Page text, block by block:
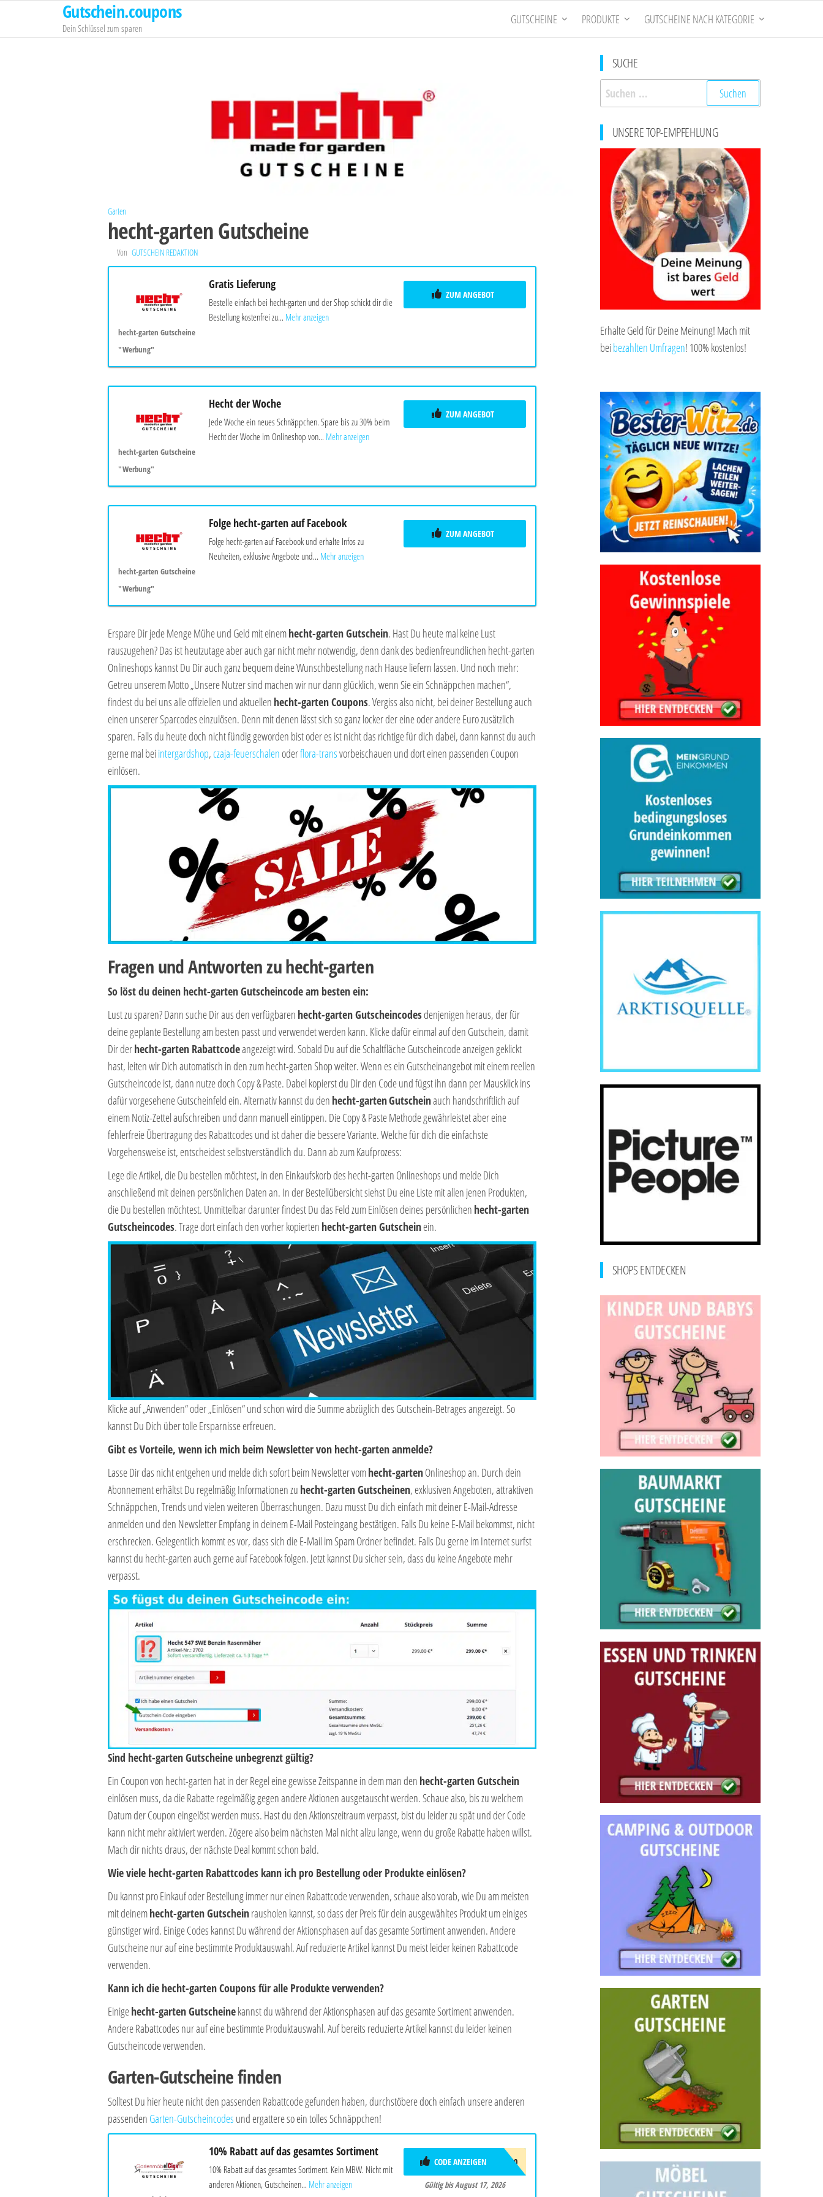
springen
Gutschein.coupons
Dein Schlüssel zum sparen
GUTSCHEINE PRODUKTE GUTSCHEINE NACH KATEGORIE
Garten
hecht-garten Gutscheine
Von GUTSCHEIN REDAKTION
hecht-garten Gutscheine
"Werbung"
Gratis Lieferung
Bestelle einfach bei hecht-garten und der Shop schickt dir die
Bestellung kostenfrei zu... Mehr anzeigen
ZUM ANGEBOT
hecht-garten Gutscheine
"Werbung"
Hecht der Woche
Jede Woche ein neues Schnäppchen. Spare bis zu 30% beim
Hecht der Woche im Onlineshop von... Mehr anzeigen
ZUM ANGEBOT
hecht-garten Gutscheine
"Werbung"
Folge hecht-garten auf Facebook
Folge hecht-garten auf Facebook und erhalte Infos zu
Neuheiten, exklusive Angebote und... Mehr anzeigen
ZUM ANGEBOT
Erspare Dir jede Menge Mühe und Geld mit einemhecht-garten Gutschein. Hast Du heute mal keine Lust
rauszugehen? Das ist heutzutage aber auch gar nicht mehr notwendig, denn dank des bedienfreundlichen hecht-garten
Onlineshops kannst Du Dir auch ganz bequem deine Wunschbestellung nach Hause liefern lassen. Und noch mehr:
Getreu unserem Motto „Unsere Nutzer sind machen wir nur dann glücklich, wenn Sie ein Schnäppchen machen“,
findest du bei uns alle offiziellen und aktuellen hecht-garten Coupons. Vergiss also nicht, bei deiner Bestellung auch
einen unserer Sparcodes einzulösen. Denn mit denen lässt sich so ganz locker der eine oder andere Euro zusätzlich
sparen. Falls du heute doch nicht fündig geworden bist oder es ist nicht das richtige für dich dabei, dann kannst du auch
gerne mal beiintergardshop,czaja-feuerschalenoderflora-transvorbeischauen und dort einen passenden Coupon
einlösen.
Fragen und Antworten zu hecht-garten
So löst du deinen hecht-garten Gutscheincode am besten ein:
Lust zu sparen? Dann suche Dir aus den verfügbaren hecht-garten Gutscheincodesdenjenigen heraus, der für
deine geplante Bestellung am besten passt und verwendet werden kann. Klicke dafür einmal auf den Gutschein, damit
Dir derhecht-garten Rabattcodeangezeigt wird. Sobald Du auf die Schaltfläche Gutscheincode anzeigen geklickt
hast, leiten wir Dich automatisch in den zum hecht-garten Shop weiter. Wenn es ein Gutscheinangebot mit einem reellen
Gutscheincode ist, dann nutze doch Copy & Paste. Dabei kopierst du Dir den Code und fügst ihn dann per Mausklick ins
dafür vorgesehene Gutscheinfeld ein. Alternativ kannst du den hecht-gartenGutscheinauch handschriftlich auf
einem Notiz-Zettel aufschreiben und dann manuell eintippen. Die Copy & Paste Methode gewährleistet aber eine
fehlerfreie Übertragung des Rabattcodes und ist daher die bessere Variante. Welche für dich die einfachste
Vorgehensweise ist, entscheidest selbstverständlich du. Dann ab zum Kaufprozess:
Lege die Artikel, die Du bestellen möchtest, in den Einkaufskorb des hecht-garten Onlineshops und melde Dich
anschließend mit deinen persönlichen Daten an. In der Bestellübersicht siehst Du eine Liste mit allen jenen Produkten,
die Du bestellen möchtest. Unmittelbar darunter findest Du das Feld zum Einlösen deines persönlichen hecht-garten
Gutscheincodes. Trage dort einfach den vorher kopierten hecht-garten Gutscheinein.
Klicke auf „Anwenden“ oder „Einlösen“ und schon wird die Summe abzüglich des Gutschein-Betrages angezeigt. So
kannst Du Dich über tolle Ersparnisse erfreuen.
Gibt es Vorteile, wenn ich mich beim Newsletter von hecht-garten anmelde?
Lasse Dir das nicht entgehen und melde dich sofort beim Newsletter vomhecht-gartenOnlineshop an. Durch dein
Abonnement erhältst Du regelmäßig Informationen zu hecht-garten Gutscheinen, exklusiven Angeboten, attraktiven
Schnäppchen, Trends und vielen weiteren Überraschungen. Dazu musst Du dich einfach mit deiner E-Mail-Adresse
anmelden und den Newsletter Empfang in deinem E-Mail Posteingang bestätigen. Falls Du keine E-Mail bekommst, nicht
erschrecken. Gelegentlich kommt es vor, dass sich die E-Mail im Spam Ordner befindet. Falls Du gerne im Internet surfst
kannst du hecht-garten auch gerne auf Facebook folgen. Jetzt kannst Du sicher sein, dass du keine Angebote mehr
verpasst.
Sind hecht-garten Gutscheine unbegrenzt gültig?
Ein Coupon von hecht-garten hat in der Regel eine gewisse Zeitspanne in dem man den hecht-garten Gutschein
einlösen muss, da die Rabatte regelmäßig gegen andere Aktionen ausgetauscht werden. Schaue also, bis zu welchem
Datum der Coupon eingelöst werden muss. Hast du den Aktionszeitraum verpasst, bist du leider zu spät und der Code
kann nicht mehr aktiviert werden. Zögere also beim nächsten Mal nicht allzu lange, wenn du große Rabatte haben willst.
Mach dir nichts draus, der nächste Deal kommt schon bald.
Wie viele hecht-garten Rabattcodes kann ich pro Bestellung oder Produkte einlösen?
Du kannst pro Einkauf oder Bestellung immer nur einen Rabattcode verwenden, schaue also vorab, wie Du am meisten
mit deinemhecht-garten Gutscheinrausholen kannst, so dass der Preis für dein ausgewähltes Produkt um einiges
günstiger wird. Einige Codes kannst Du während der Aktionsphasen auf das gesamte Sortiment anwenden. Andere
Gutscheine nur auf eine bestimmte Produktauswahl. Auf reduzierte Artikel kannst Du meist leider keinen Rabattcode
verwenden.
Kann ich die hecht-garten Coupons für alle Produkte verwenden?
Einigehecht-garten Gutscheinekannst du während der Aktionsphasen auf das gesamte Sortiment anwenden.
Andere Rabattcodes nur auf eine bestimmte Produktauswahl. Auf bereits reduzierte Artikel kannst du leider keinen
Gutscheincode verwenden.
Garten-Gutscheine finden
Solltest Du hier heute nicht den passenden Rabattcode gefunden haben, durchstöbere doch einfach unsere anderen
passenden Garten-Gutscheincodes und ergattere so ein tolles Schnäppchen!
10% Rabatt auf das gesamtes Sortiment
10% Rabatt auf das gesamtes Sortiment. Kein MBW. Nicht mit
anderen Aktionen, Gutscheinen... Mehr anzeigen
SOMMER10
CODE ANZEIGEN
Gültig bis August 17, 2026
SUCHE
Suchen
nach:
UNSERE TOP-EMPFEHLUNG
Erhalte Geld für Deine Meinung! Mach mit
beibezahlten Umfragen! 100% kostenlos!
SHOPS ENTDECKEN